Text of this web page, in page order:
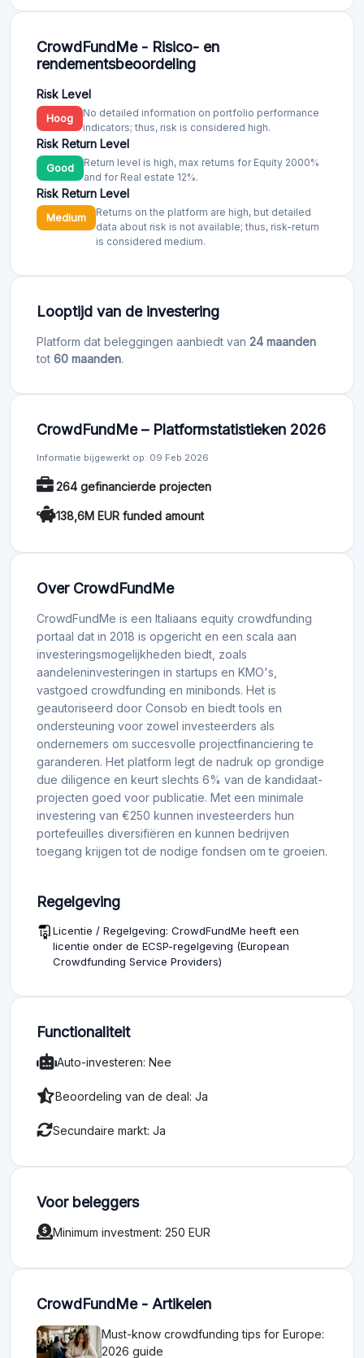
CrowdFundMe - Risico- en
rendementsbeoordeling
Risk Level
Hoog
No detailed information on portfolio performance
indicators; thus, risk is considered high.
Risk Return Level
Good
Return level is high, max returns for Equity 2000%
and for Real estate 12%.
Risk Return Level
Medium
Returns on the platform are high, but detailed
data about risk is not available; thus, risk-return
is considered medium.
Looptijd van de investering
Platform dat beleggingen aanbiedt van 24 maanden
tot 60 maanden.
CrowdFundMe – Platformstatistieken 2026
Informatie bijgewerkt op: 09 Feb 2026
264 gefinancierde projecten
138,6M EUR funded amount
Over CrowdFundMe
CrowdFundMe is een Italiaans equity crowdfunding
portaal dat in 2018 is opgericht en een scala aan
investeringsmogelijkheden biedt, zoals
aandeleninvesteringen in startups en KMO's,
vastgoed crowdfunding en minibonds. Het is
geautoriseerd door Consob en biedt tools en
ondersteuning voor zowel investeerders als
ondernemers om succesvolle projectfinanciering te
garanderen. Het platform legt de nadruk op grondige
due diligence en keurt slechts 6% van de kandidaat-
projecten goed voor publicatie. Met een minimale
investering van €250 kunnen investeerders hun
portefeuilles diversifiëren en kunnen bedrijven
toegang krijgen tot de nodige fondsen om te groeien.
Regelgeving
Licentie / Regelgeving: CrowdFundMe heeft een
licentie onder de ECSP-regelgeving (European
Crowdfunding Service Providers)
Functionaliteit
Auto-investeren: Nee
Beoordeling van de deal: Ja
Secundaire markt: Ja
Voor beleggers
Minimum investment: 250 EUR
CrowdFundMe - Artikelen
Must-know crowdfunding tips for Europe:
2026 guide